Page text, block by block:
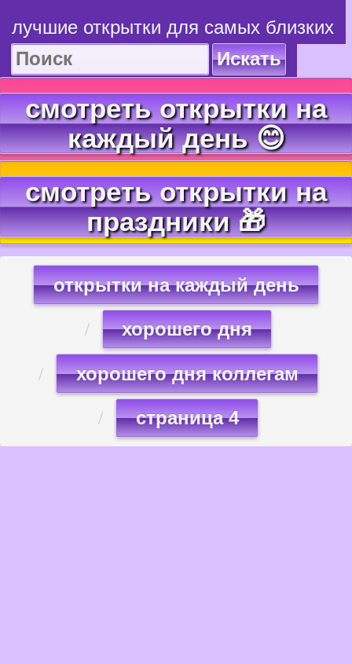
лучшие открытки для самых близких
Искать
смотреть открытки на
каждый день 😊
смотреть открытки на
праздники 🎁
открытки на каждый день
хорошего дня
хорошего дня коллегам
страница 4